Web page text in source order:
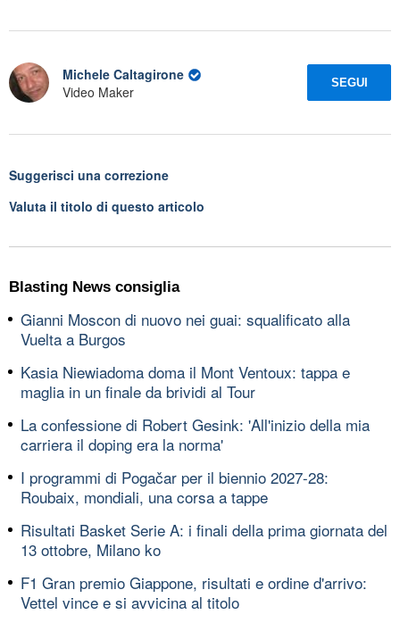
Michele Caltagirone
Video Maker
SEGUI
Suggerisci una correzione
Valuta il titolo di questo articolo
Blasting News consiglia
Gianni Moscon di nuovo nei guai: squalificato alla
Vuelta a Burgos
Kasia Niewiadoma doma il Mont Ventoux: tappa e
maglia in un finale da brividi al Tour
La confessione di Robert Gesink: 'All'inizio della mia
carriera il doping era la norma'
I programmi di Pogačar per il biennio 2027-28:
Roubaix, mondiali, una corsa a tappe
Risultati Basket Serie A: i finali della prima giornata del
13 ottobre, Milano ko
F1 Gran premio Giappone, risultati e ordine d'arrivo:
Vettel vince e si avvicina al titolo